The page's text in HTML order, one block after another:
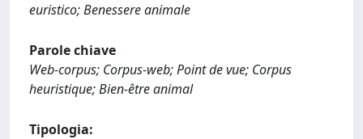
euristico; Benessere animale
Parole chiave
Web-corpus; Corpus-web; Point de vue; Corpus
heuristique; Bien-être animal
Tipologia: